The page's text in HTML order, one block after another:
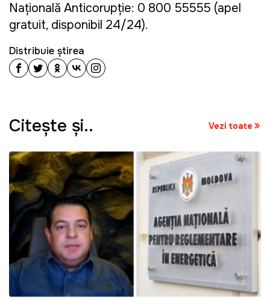
Națională Anticorupție: 0 800 55555 (apel
gratuit, disponibil 24/24).
Distribuie știrea
Citeşte şi.. Vezi toate